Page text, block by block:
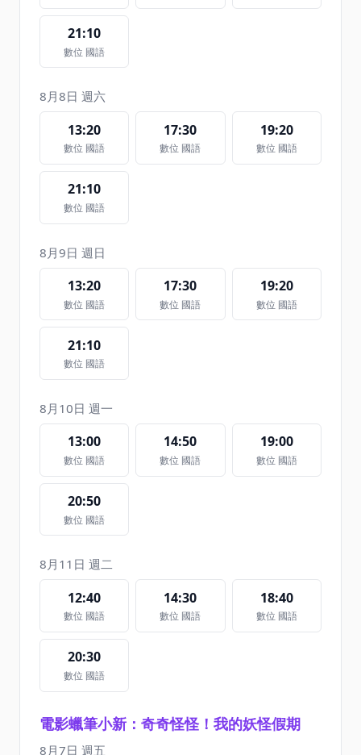
21:10
數位 國語
8月8日 週六
13:20
數位 國語
17:30
數位 國語
19:20
數位 國語
21:10
數位 國語
8月9日 週日
13:20
數位 國語
17:30
數位 國語
19:20
數位 國語
21:10
數位 國語
8月10日 週一
13:00
數位 國語
14:50
數位 國語
19:00
數位 國語
20:50
數位 國語
8月11日 週二
12:40
數位 國語
14:30
數位 國語
18:40
數位 國語
20:30
數位 國語
電影蠟筆小新：奇奇怪怪！我的妖怪假期
8月7日 週五